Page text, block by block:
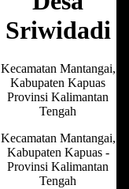
Sriwidadi
Kecamatan Mantangai,
Kabupaten Kapuas
Provinsi Kalimantan
Tengah
Kecamatan Mantangai,
Kabupaten Kapuas -
Provinsi Kalimantan
Tengah